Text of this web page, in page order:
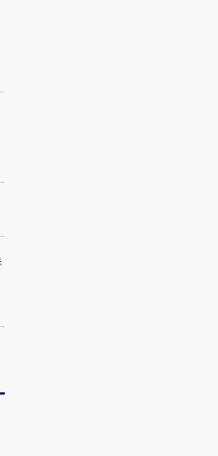
“入侵”还是“人道危
利的邓煜 两位菲尔